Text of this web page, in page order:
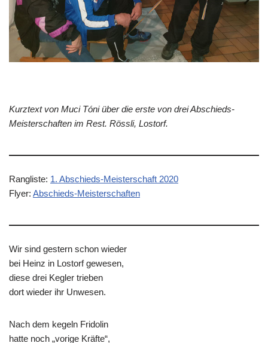
Kurztext von Muci Tóni über die erste von drei Abschieds-
Meisterschaften im Rest. Rössli, Lostorf.
Rangliste: 1. Abschieds-Meisterschaft 2020
Flyer: Abschieds-Meisterschaften
Wir sind gestern schon wieder
bei Heinz in Lostorf gewesen,
diese drei Kegler trieben
dort wieder ihr Unwesen.
Nach dem kegeln Fridolin
hatte noch „vorige Kräfte“,